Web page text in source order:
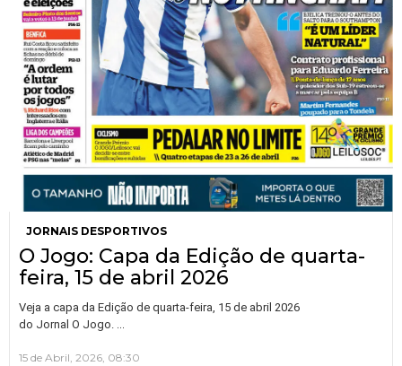
JORNAIS DESPORTIVOS
O Jogo: Capa da Edição de quarta-
feira, 15 de abril 2026
Veja a capa da Edição de quarta-feira, 15 de abril 2026
do Jornal O Jogo. …
15 de Abril, 2026, 08:30